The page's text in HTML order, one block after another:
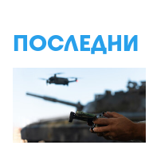
ПОСЛЕДНИ